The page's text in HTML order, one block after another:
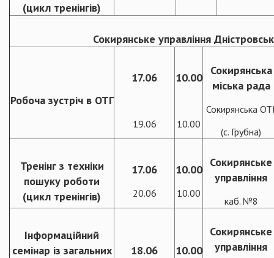
(цикл тренінгів)
Сокирянське управління
Робоча зустріч в ОТГ
17.06
19.06
10.00
10.00
Сокирянська
міська рада
Сокирянська
(с. Грубна)
Тренінг з техніки
пошуку роботи
(цикл тренінгів)
17.06
20.06
10.00
10.00
Сокирянське
управління
каб. №8
Інформаційний
семінар із загальних
18.06 10.00
Сокирянське
управління